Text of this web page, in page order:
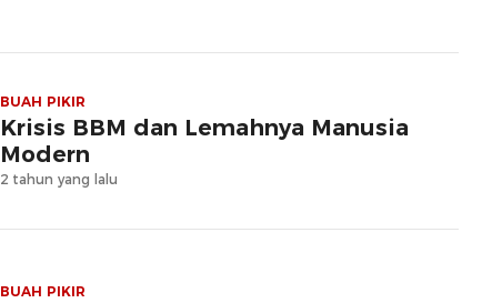
BUAH PIKIR
Krisis BBM dan Lemahnya Manusia
Modern
2 tahun yang lalu
BUAH PIKIR